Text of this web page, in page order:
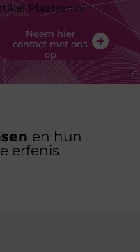
Plaatsen.nl
Neem hier
contact met ons
op
en hun
erfenis